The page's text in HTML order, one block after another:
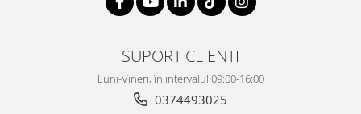
SUPORT CLIENTI
Luni-Vineri, în intervalul 09:00-16:00
0374493025